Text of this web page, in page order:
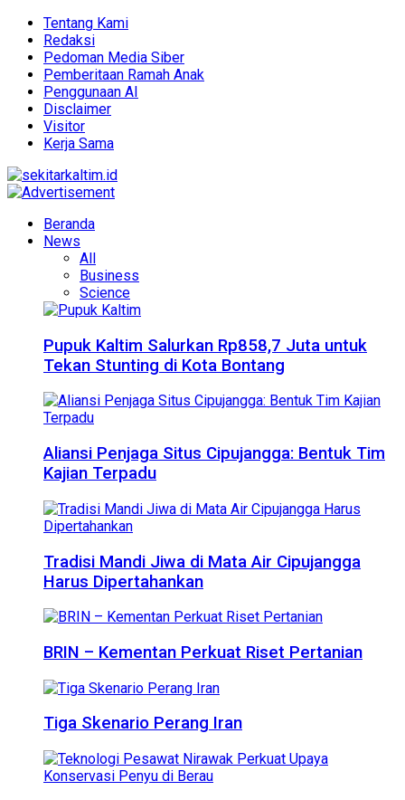
Tentang Kami
Redaksi
Pedoman Media Siber
Pemberitaan Ramah Anak
Penggunaan AI
Disclaimer
Visitor
Kerja Sama
Beranda
News
All
Business
Science
Pupuk Kaltim Salurkan Rp858,7 Juta untuk
Tekan Stunting di Kota Bontang
Aliansi Penjaga Situs Cipujangga: Bentuk Tim
Kajian Terpadu
Tradisi Mandi Jiwa di Mata Air Cipujangga
Harus Dipertahankan
BRIN – Kementan Perkuat Riset Pertanian
Tiga Skenario Perang Iran